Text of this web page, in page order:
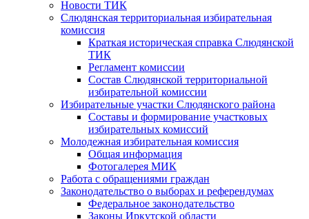
Новости ТИК
Слюдянская территориальная избирательная
комиссия
Краткая историческая справка Слюдянской
ТИК
Регламент комиссии
Состав Слюдянской территориальной
избирательной комиссии
Избирательные участки Слюдянского района
Составы и формирование участковых
избирательных комиссий
Молодежная избирательная комиссия
Общая информация
Фотогалерея МИК
Работа с обращениями граждан
Законодательство о выборах и референдумах
Федеральное законодательство
Законы Иркутской области